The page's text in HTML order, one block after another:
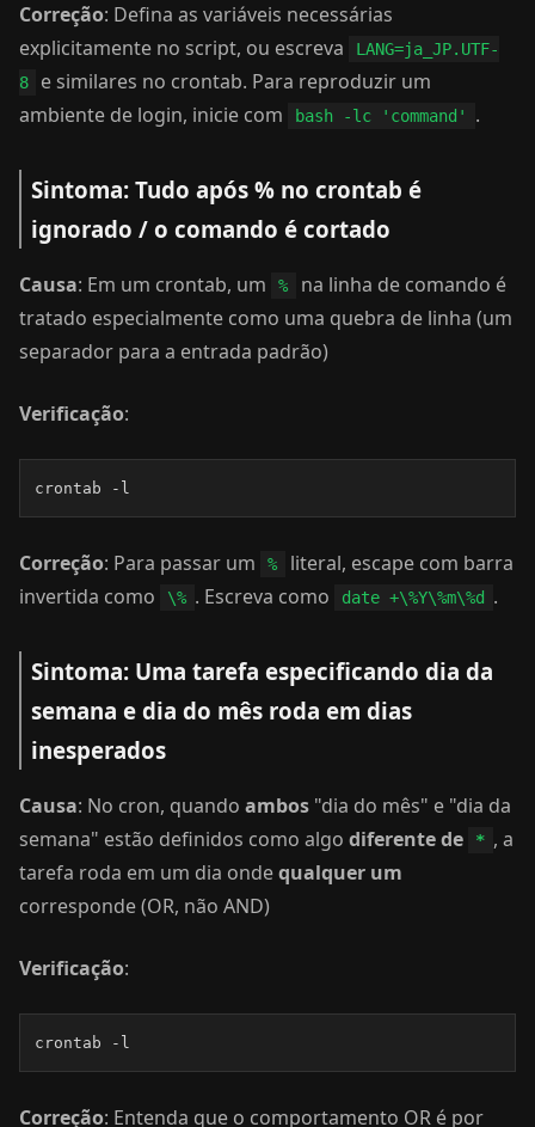
Correção: Defina as variáveis necessárias
explicitamente no script, ou escreva
LANG=ja_JP.UTF-
8
e similares no crontab. Para reproduzir um
ambiente de login, inicie com
bash -lc 'command' .
Sintoma: Tudo após % no crontab é
ignorado / o comando é cortado
Causa: Em um crontab, um %
na linha de comando é
tratado especialmente como uma quebra de linha (um
separador para a entrada padrão)
Verificação:
crontab -l
Correção: Para passar um %
literal, escape com barra
invertida como
\% . Escreva como date +\%Y\%m\%d .
Sintoma: Uma tarefa especificando dia da
semana e dia do mês roda em dias
inesperados
Causa: No cron, quando ambos "dia do mês" e "dia da
semana" estão definidos como algo diferente de * , a
tarefa roda em um dia ondequalquer um
corresponde (OR, não AND)
Verificação:
crontab -l
Correção: Entenda que o comportamento OR é por